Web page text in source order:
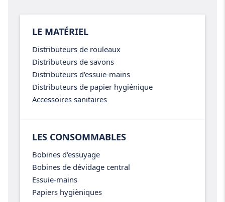
LE MATÉRIEL
Distributeurs de rouleaux
Distributeurs de savons
Distributeurs d'essuie-mains
Distributeurs de papier hygiénique
Accessoires sanitaires
LES CONSOMMABLES
Bobines d'essuyage
Bobines de dévidage central
Essuie-mains
Papiers hygièniques